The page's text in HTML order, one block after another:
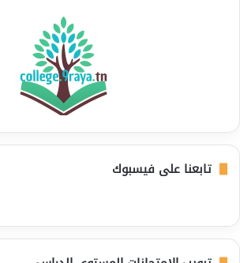
تابعنا على فيسبوك